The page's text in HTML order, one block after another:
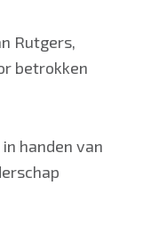
Rutgers,
betrokken
handen van